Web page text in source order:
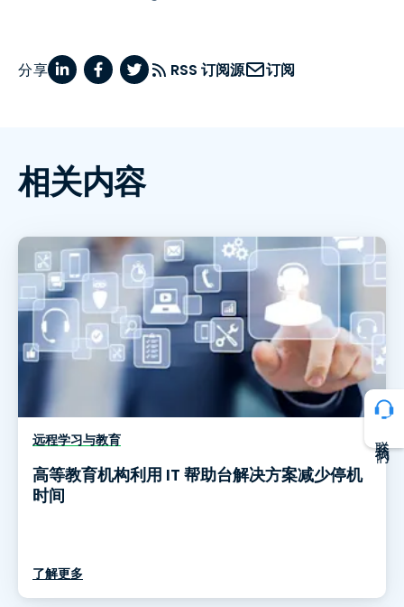
分享 RSS 订阅源 订阅
相关内容
远程学习与教育
高等教育机构利用 IT 帮助台解决方案减少停机
时间
了解更多